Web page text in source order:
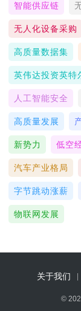
智能供应链
无人化设备采购
高质量数据集
英伟达投资英特
人工智能安全
高质量发展
新势力 低空
汽车产业格局
字节跳动涨薪
物联网发展
关于我们
©